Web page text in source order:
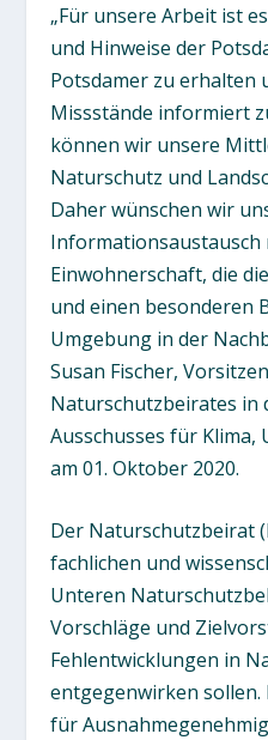
„Für unsere Arbeit ist
und Hinweise der
Potsdamer zu erhalten
Missstände informiert
können wir unsere
Naturschutz und
Daher wünschen wir
Informationsaustausch
Einwohnerschaft, die
und einen besonderen
Umgebung in der
Susan Fischer,
Naturschutzbeirates in
Ausschusses für
am 01. Oktober 2020.
Der Naturschutzbeirat
fachlichen und
Unteren
Vorschläge und
Fehlentwicklungen in
entgegenwirken
für